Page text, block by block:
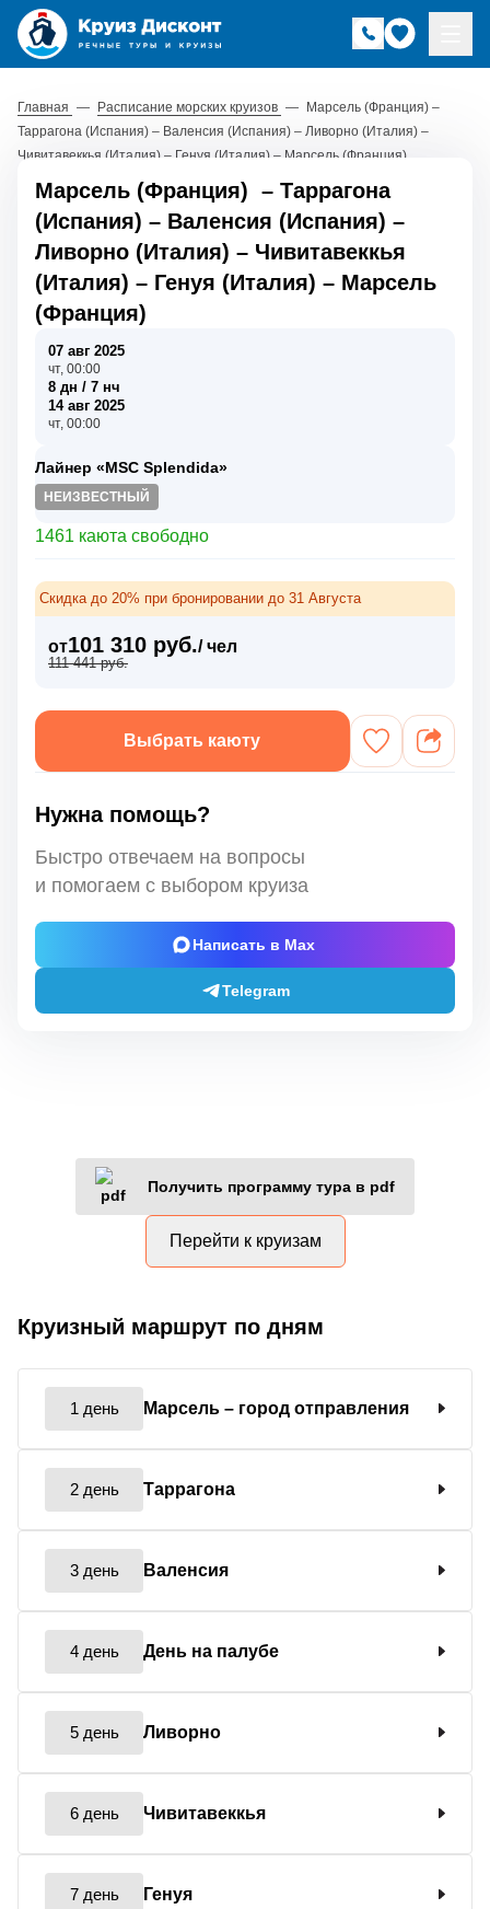
Главная — Расписание морских круизов — Марсель (Франция) –
Таррагона (Испания) – Валенсия (Испания) – Ливорно (Италия) –
Чивитавеккья (Италия) – Генуя (Италия) – Марсель (Франция)
Марсель (Франция) – Таррагона
(Испания) – Валенсия (Испания) –
Ливорно (Италия) – Чивитавеккья
(Италия) – Генуя (Италия) – Марсель
(Франция)
07 авг 2025
чт, 00:00
8 дн / 7 нч
14 авг 2025
чт, 00:00
Лайнер «MSC Splendida»
НЕИЗВЕСТНЫЙ
1461 каюта свободно
Скидка до 20% при бронировании до 31 Августа
от101 310 руб./ чел
111 441 руб.
Выбрать каюту
Нужна помощь?
Быстро отвечаем на вопросы
и помогаем с выбором круиза
Написать в Max
Telegram
Получить программу тура в pdf
Перейти к круизам
Круизный маршрут по дням
1 день Марсель – город отправления
2 день Таррагона
3 день Валенсия
4 день День на палубе
5 день Ливорно
6 день Чивитавеккья
7 день Генуя